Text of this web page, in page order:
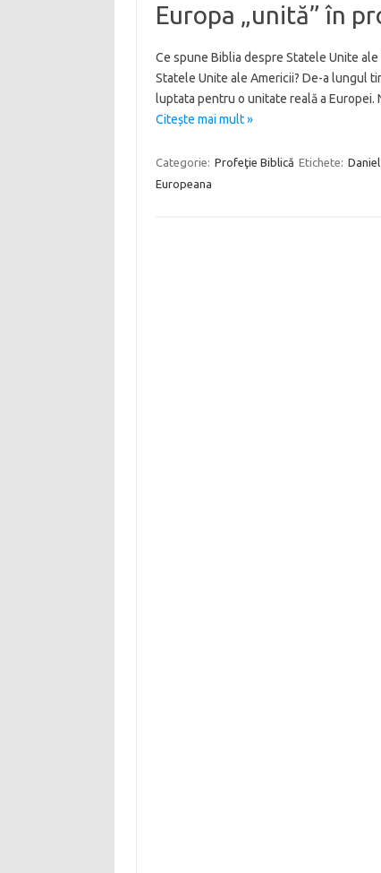
Europa „unită” în
Ce spune Biblia despre Statele Unite ale
Statele Unite ale Americii? De-a lungul
luptata pentru o unitate reală a
Citește mai mult »
Categorie: Profeţie Biblică Etichete: Daniel
Europeana